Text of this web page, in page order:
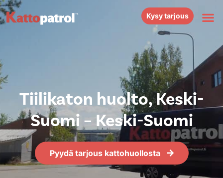
Kysy tarjous
Tiilikaton huolto, Keski-
Suomi – Keski-Suomi
Pyydä tarjous kattohuollosta